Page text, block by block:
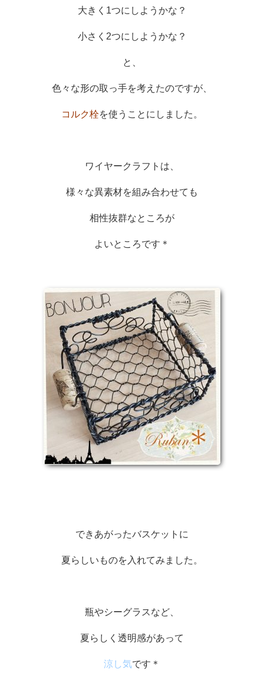
大きく1つにしようかな？
小さく2つにしようかな？
と、
色々な形の取っ手を考えたのですが、
コルク栓を使うことにしました。
ワイヤークラフトは、
様々な異素材を組み合わせても
相性抜群なところが
よいところです＊
できあがったバスケットに
夏らしいものを入れてみました。
瓶やシーグラスなど、
夏らしく透明感があって
涼し気です＊